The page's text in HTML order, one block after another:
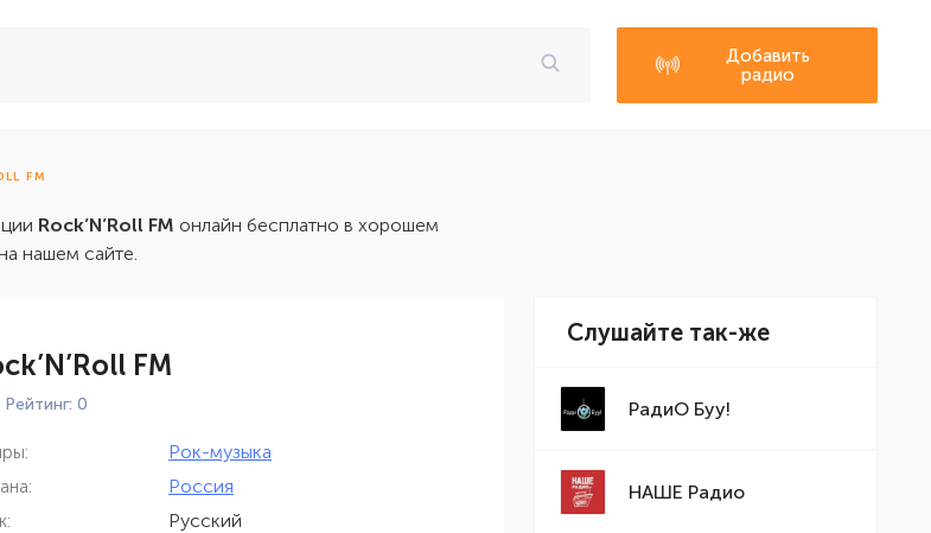
Добавить
радио
FM
Rock’N’Roll FM онлайн бесплатно в хорошем
нашем сайте.
FM
Рейтинг: 0
Рок-музыка
Россия
Русский
Слушайте так-же
РадиО Буу!
НАШЕ Радио